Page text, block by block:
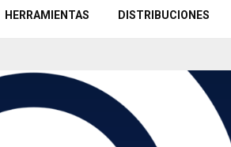
HERRAMIENTAS DISTRIBUCIONES